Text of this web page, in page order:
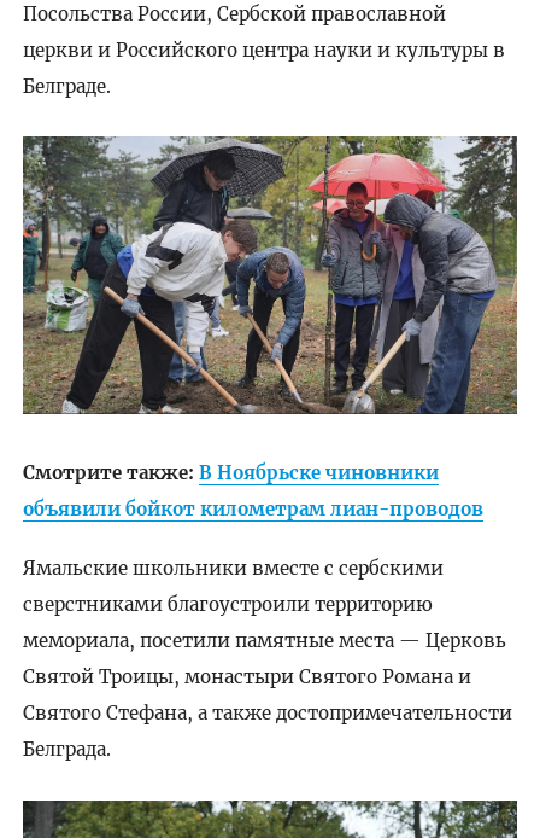
Посольства России, Сербской православной
церкви и Российского центра науки и культуры в
Белграде.
Смотрите также: В Ноябрьске чиновники
объявили бойкот километрам лиан-проводов
Ямальские школьники вместе с сербскими
сверстниками благоустроили территорию
мемориала, посетили памятные места — Церковь
Святой Троицы, монастыри Святого Романа и
Святого Стефана, а также достопримечательности
Белграда.